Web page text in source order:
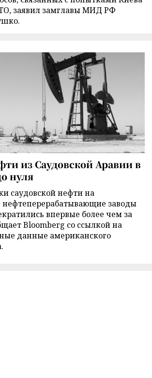
заявил замглавы МИД РФ
из Саудовской Аравии в
нуля
саудовской нефти на
нефтеперерабатывающие заводы
впервые более чем за
Bloomberg со ссылкой на
данные американского